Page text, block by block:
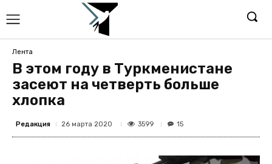
Лента
В этом году в Туркменистане
засеют на четверть больше
хлопка
Редакция 26 марта 2020 3599 15